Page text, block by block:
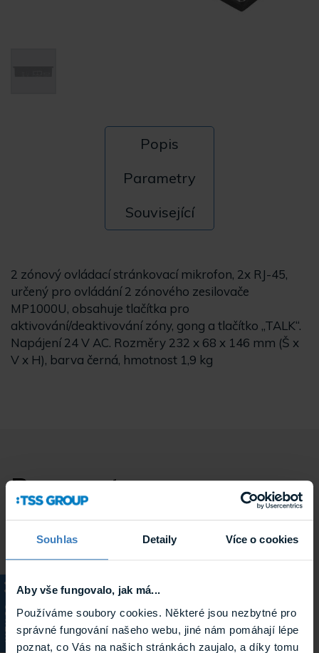
Souhlas Detaily Více o cookies
Aby vše fungovalo, jak má...
Používáme soubory cookies. Některé jsou nezbytné pro
správné fungování našeho webu, jiné nám pomáhají lépe
poznat, co Vás na našich stránkách zaujalo, a díky tomu
KATALOG
Popis
Parametry
Související
2 zónový ovládací stránkovací mikrofon, 2x RJ-45,
určený pro ovládání 2 zónového zesilovače
MP1000U, obsahuje tlačítka pro
aktivování/deaktivování zóny, gong a tlačítko „TALK“.
Napájení 24 V AC. Rozměry 232 x 68 x 146 mm (Š x
V x H), barva černá, hmotnost 1,9 kg
Parametry
Systém
Výrobce DSPPA
Hmotnost 0.9 kg